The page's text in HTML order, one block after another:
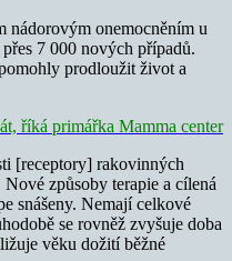
nádorovým onemocněním u
7 000 nových případů.
prodloužit život a
říká primářka Mamma center
[receptory] rakovinných
způsoby terapie a cílená
snášeny. Nemají celkové
se rovněž zvyšuje doba
věku dožití běžné